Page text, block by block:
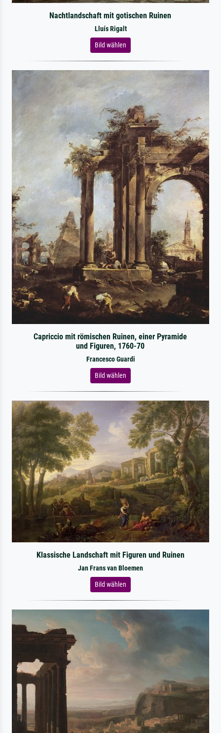
Nachtlandschaft mit gotischen Ruinen
Lluís Rigalt
Bild wählen
Capriccio mit römischen Ruinen, einer Pyramide
und Figuren, 1760-70
Francesco Guardi
Bild wählen
Klassische Landschaft mit Figuren und Ruinen
Jan Frans van Bloemen
Bild wählen